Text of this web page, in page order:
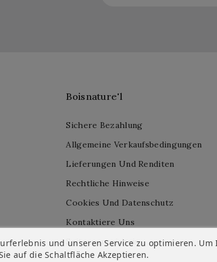
Boisnature'l
Sichere Bezahlung
Allgemeine Verkaufsbedingungen
Lieferungen Und Renditen
Rechtliche Hinweise
Cookies Und Datenschutz
Kontaktiere Uns
Seitenverzeichnis
und unseren Service zu optimieren.
auf die Schaltfläche Akzeptieren.